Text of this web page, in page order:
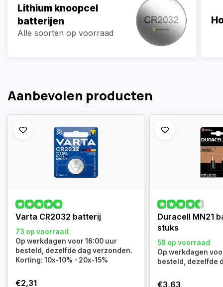
Lithium knoopcel
batterijen
Alle soorten op voorraad
Aanbevolen producten
Varta CR2032 batterij
73 op voorraad
Op werkdagen voor 16:00 uur
besteld, dezelfde dag verzonden.
Korting: 10x-10% - 20x-15%
€2,31
Duracell MN21
stuks
58 op voorraad
Op werkdagen
besteld, dezelfde
€3,63